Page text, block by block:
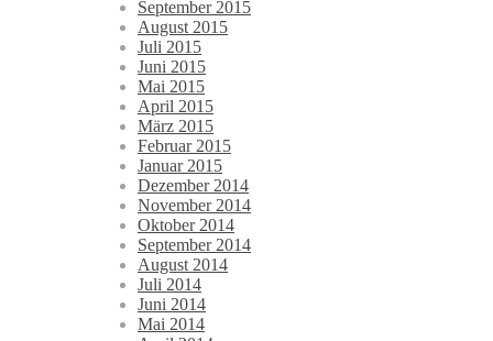
September 2015
August 2015
Juli 2015
Juni 2015
Mai 2015
April 2015
März 2015
Februar 2015
Januar 2015
Dezember 2014
November 2014
Oktober 2014
September 2014
August 2014
Juli 2014
Juni 2014
Mai 2014